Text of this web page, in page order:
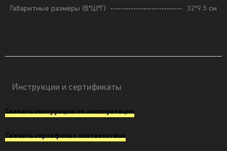
Габаритные размеры (В*Ш*Г) 32*9.5 см
Инструкции и сертификаты
Скачать инструкцию по эксплуатации
Скачать сертификат соответствия